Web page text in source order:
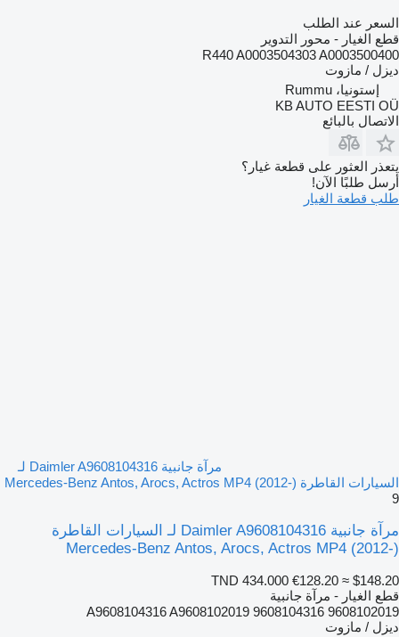
السعر عند الطلب
قطع الغيار - محور التدوير
R440 A0003504303 A0003500400
ديزل / مازوت
إستونيا، Rummu
KB AUTO EESTI OÜ
الاتصال بالبائع
يتعذر العثور على قطعة غيار؟
أرسل طلبًا الآن!
طلب قطعة الغيار
مرآة جانبية Daimler A9608104316 لـ
السيارات القاطرة Mercedes-Benz Antos, Arocs, Actros MP4 (2012-)
9
مرآة جانبية Daimler A9608104316 لـ السيارات القاطرة
Mercedes-Benz Antos, Arocs, Actros MP4 (2012-)
TND 434.000 €128.20 ≈ $148.20
قطع الغيار - مرآة جانبية
A9608104316 A9608102019 9608104316 9608102019
ديزل / مازوت